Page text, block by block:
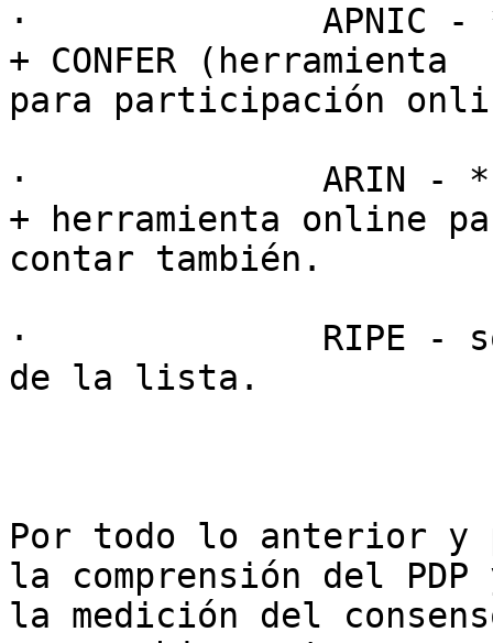
·              APNIC -
+ CONFER (herramienta
para participación
·              ARIN -
+ herramienta online
contar también.
·              RIPE -
de la lista.
Por todo lo anterior y
la comprensión del PDP
la medición del